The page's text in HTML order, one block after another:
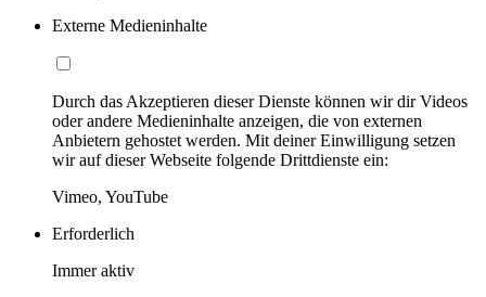
Externe Medieninhalte
Durch das Akzeptieren dieser Dienste können wir dir Videos
oder andere Medieninhalte anzeigen, die von externen
Anbietern gehostet werden. Mit deiner Einwilligung setzen
wir auf dieser Webseite folgende Drittdienste ein:
Vimeo, YouTube
Erforderlich
Immer aktiv